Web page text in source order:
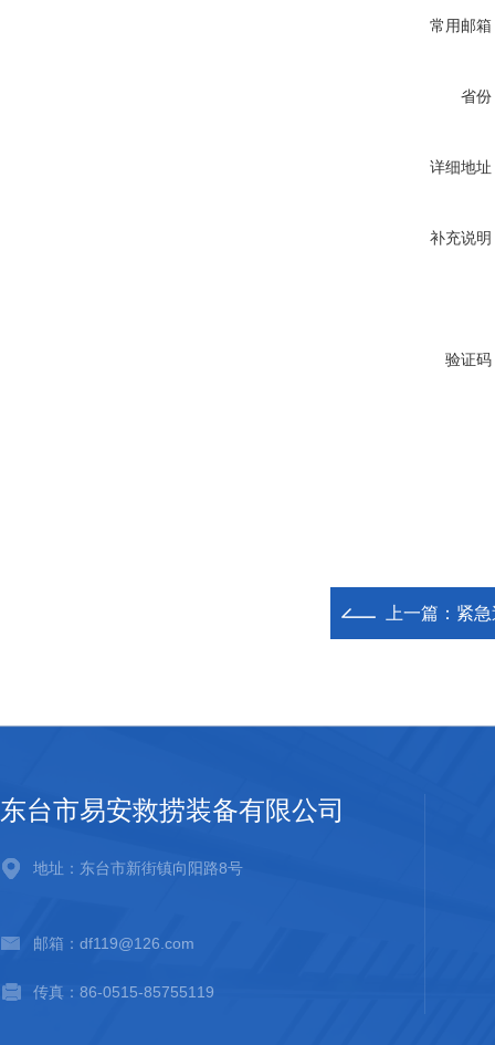
常用邮箱
省份
详细地址
补充说明
验证码
上一篇： 紧
东台市易安救捞装备有限公司
地址：东台市新街镇向阳路8号
邮箱：df119@126.com
传真：86-0515-85755119